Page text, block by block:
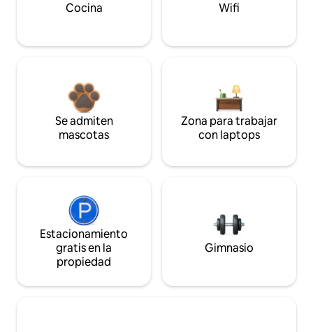
Cocina Wifi
Se admiten
mascotas
Zona para trabajar
con laptops
Estacionamiento
gratis en la
propiedad
Gimnasio